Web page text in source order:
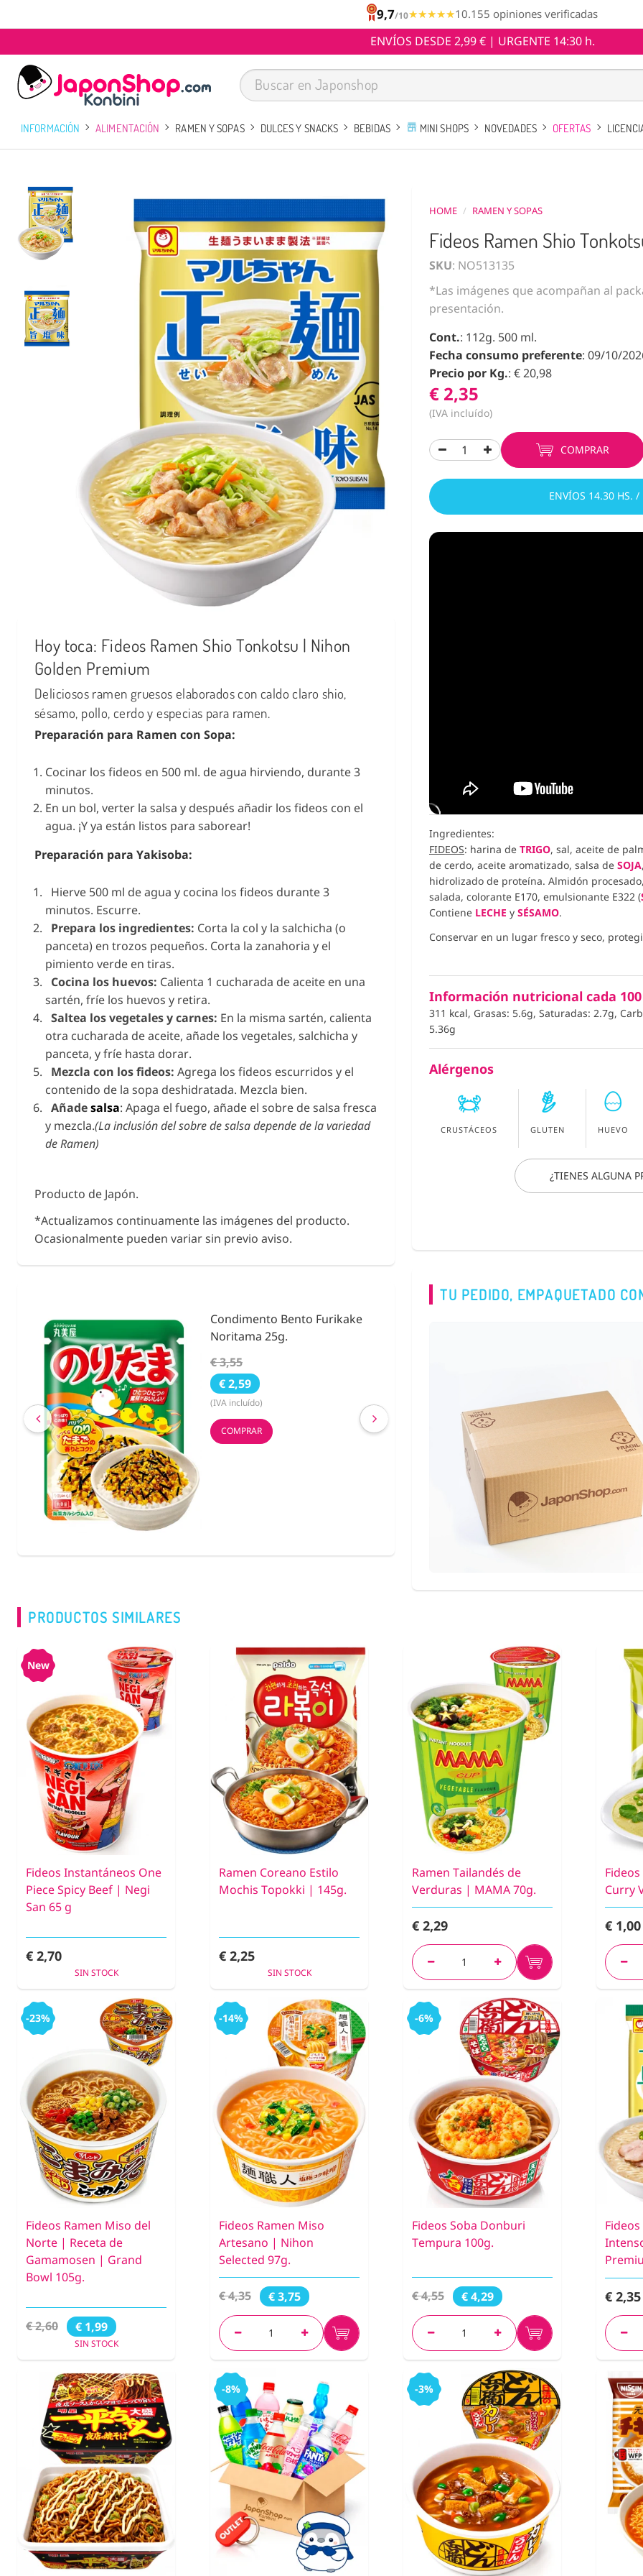
9,7/10★★★★★
★★★★★10.155 opiniones verificadas
ENVÍOS DESDE 2,99 € | URGENTE 14:30 h.
INFORMACIÓN ALIMENTACIÓN RAMEN Y SOPAS DULCES Y SNACKS BEBIDAS MINI SHOPS NOVEDADES OFERTAS
Hoy toca: Fideos Ramen Shio Tonkotsu | Nihon
Golden Premium
Deliciosos ramen gruesos elaborados con caldo claro shio,
sésamo, pollo, cerdo y especias para ramen.
Preparación para Ramen con Sopa:
Cocinar los fideos en 500 ml. de agua hirviendo, durante 3
minutos.
En un bol, verter la salsa y después añadir los fideos con el
agua. ¡Y ya están listos para saborear!
Preparación para Yakisoba:
Hierve 500 ml de agua y cocina los fideos durante 3
minutos. Escurre.
Prepara los ingredientes: Corta la col y la salchicha (o
panceta) en trozos pequeños. Corta la zanahoria y el
pimiento verde en tiras.
Cocina los huevos: Calienta 1 cucharada de aceite en una
sartén, fríe los huevos y retira.
Saltea los vegetales y carnes: En la misma sartén, calienta
otra cucharada de aceite, añade los vegetales, salchicha y
panceta, y fríe hasta dorar.
Mezcla con los fideos: Agrega los fideos escurridos y el
contenido de la sopa deshidratada. Mezcla bien.
Añadesalsa: Apaga el fuego, añade el sobre de salsa fresca
y mezcla.(La inclusión del sobre de salsa depende de la variedad
de Ramen)
Producto de Japón.
*Actualizamos continuamente las imágenes del producto.
Ocasionalmente pueden variar sin previo aviso.
Condimento Bento Furikake
Noritama 25g.
€ 3,55
€ 2,59
(IVA incluído)
COMPRAR
(IVA incluído)
HOME / RAMEN Y SOPAS
Fideos Ramen Shio
SKU: NO513135
*Las imágenes que acompañan al
presentación.
Cont.: 112g. 500 ml.
Fecha consumo preferente: 09/10/
Precio por Kg.: € 20,98
€ 2,35
(IVA incluído)
COMPRAR
ENVÍOS 14.30 HS. /
Ingredientes:
FIDEOS: harina de TRIGO, sal, aceite de
de cerdo, aceite aromatizado, salsa de SOJA
hidrolizado de proteína. Almidón
salada, colorante E170, emulsionante E322 (
Contiene LECHE y SÉSAMO.
Conservar en un lugar fresco y seco,
Información nutricional cada 100
311 kcal, Grasas: 5.6g, Saturadas: 2.7g,
5.36g
Alérgenos
CRUSTÁCEOS GLUTEN HUEVO
¿TIENES ALGUNA
TU PEDIDO, EMPAQUETADO
PRODUCTOS SIMILARES
New
Fideos Instantáneos One
Piece Spicy Beef | Negi
San 65 g
€ 2,70
SIN STOCK
Ramen Coreano Estilo
Mochis Topokki | 145g.
€ 2,25
SIN STOCK
Ramen Tailandés de
Verduras | MAMA 70g.
€ 2,29
Curry
€ 1,00
-23%
Fideos Ramen Miso del
Norte | Receta de
Gamamosen | Grand
Bowl 105g.
€ 2,60 € 1,99
SIN STOCK
-14%
Fideos Ramen Miso
Artesano | Nihon
Selected 97g.
€ 4,35 € 3,75
-6%
Fideos Soba Donburi
Tempura 100g.
€ 4,55 € 4,29 € 2,35
-8% -3%